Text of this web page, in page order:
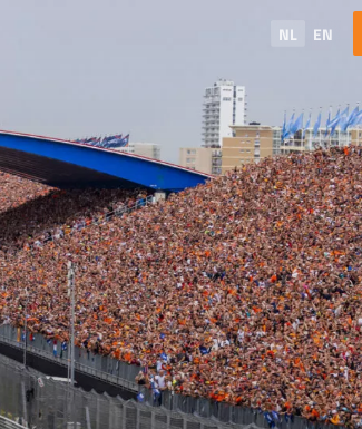
NL EN